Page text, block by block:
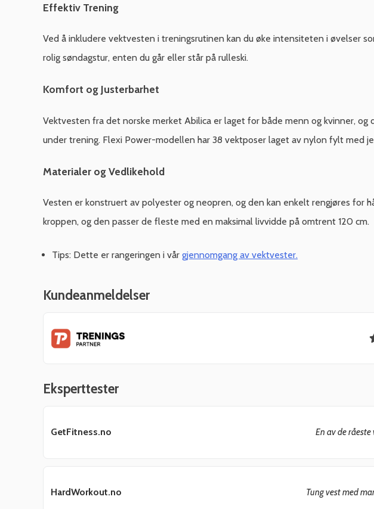
Effektiv Trening
Ved å inkludere vektvesten i treningsrutinen kan du øke intensiteten i øvelser
rolig søndagstur, enten du går eller står på rulleski.
Komfort og Justerbarhet
Vektvesten fra det norske merket Abilica er laget for både menn og kvinner,
under trening. Flexi Power-modellen har 38 vektposer laget av nylon fylt med
Materialer og Vedlikehold
Vesten er konstruert av polyester og neopren, og den kan enkelt rengjøres
kroppen, og den passer de fleste med en maksimal livvidde på omtrent 120 cm.
Tips: Dette er rangeringen i vår gjennomgang av vektvester.
Kundeanmeldelser
Eksperttester
GetFitness.no En av de
HardWorkout.no Tung vest med